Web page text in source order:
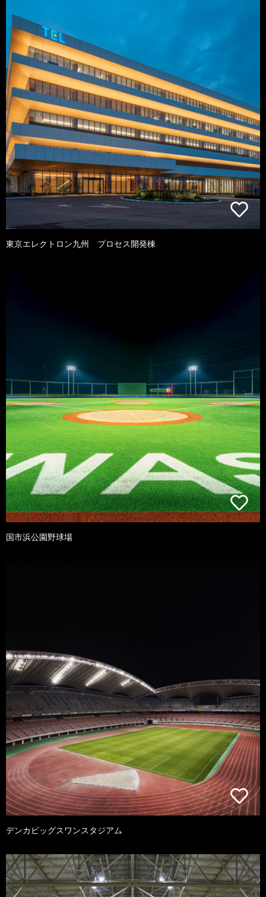
東京エレクトロン九州 プロセス開発棟
国市浜公園野球場
デンカビッグスワンスタジアム